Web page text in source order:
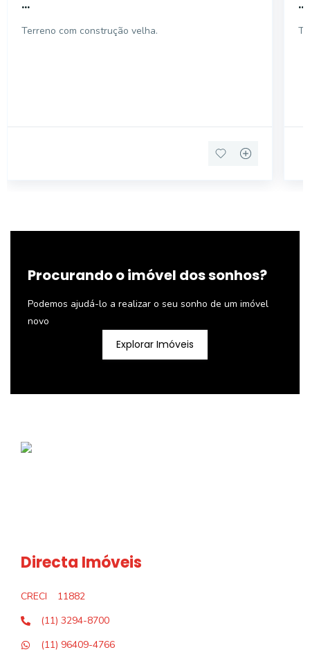
...
Terreno com construção velha.
...
Procurando o imóvel dos sonhos?
Podemos ajudá-lo a realizar o seu sonho de um imóvel
novo
Explorar Imóveis
Directa Imóveis
CRECI
11882
(11) 3294-8700
(11) 96409-4766